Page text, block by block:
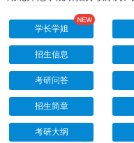
学长学姐
招生信息
考研问答
招生简章
考研大纲